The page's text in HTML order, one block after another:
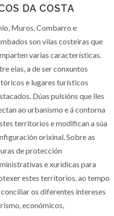
DA COSTA
Muros, Combarro e
son vilas costeiras que
varias características.
elas, a de ser conxuntos
e lugares turísticos
Dúas pulsións que lles
ao urbanismo e á contorna
territorios e modifican a súa
orixinal. Sobre as
de protección
e xurídicas para
estes territorios, ao tempo
conciliar os diferentes intereses
económicos,